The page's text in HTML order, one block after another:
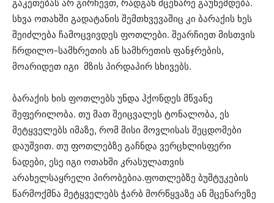
გაკეთებას არ გირჩევთ, რადგან მცენარე გაუხეშდება.
სხვა ოთახში გადატანის შემთხვევაშიც კი ბარაქის ხეს
შეიძლება ჩამოცვივდეს ფოთლები. შეარჩიეთ მისთვის
ჩრდილო-სამხრეთის ან სამხრეთის ფანჯრების,
მოარიდეთ იგი მზის პირდაპირ სხივებს.
ბარაქის ხის ფოთლებს უნდა ჰქონდეს მწვანე
შეფერილობა. თუ მათ შეიცვალეს ტონალობა, ეს
მეტყველებს იმაზე, რომ მისი მოვლისას შეცდომები
დაუშვით. თუ ფოთლებზე გაჩნდა ვერცხლისფერი
ნადები, ესე იგი ოთახში კრასულათვის
არახელსაყრელი პირობებია.ფოთლებზე ბუშტუკების
წარმოქმნა მეტყველებს ჭარბ მორწყვაზე ან მცენარეზე